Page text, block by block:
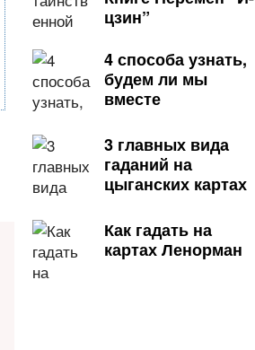
цзин”
4 способа узнать,
будем ли мы
вместе
3 главных вида
гаданий на
цыганских картах
Как гадать на
картах Ленорман